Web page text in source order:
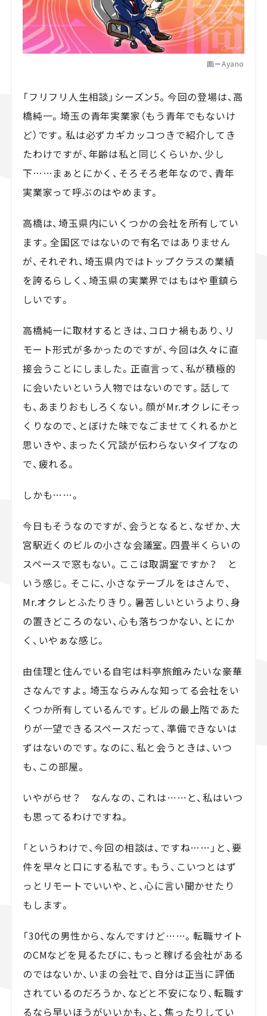
画＝Ayano
「フリフリ人生相談」シーズン5。今回の登場は、高
橋純一。埼玉の青年実業家（もう青年でもないけ
ど）です。私は必ずカギカッコつきで紹介してき
たわけですが、年齢は私と同じくらいか、少し
下……まぁとにかく、そろそろ老年なので、青年
実業家って呼ぶのはやめます。
高橋は、埼玉県内にいくつかの会社を所有してい
ます。全国区ではないので有名ではありません
が、それぞれ、埼玉県内ではトップクラスの業績
を誇るらしく、埼玉県の実業界ではもはや重鎮ら
しいです。
高橋純一に取材するときは、コロナ禍もあり、リ
モート形式が多かったのですが、今回は久々に直
接会うことにしました。正直言って、私が積極的
に会いたいという人物ではないのです。話して
も、あまりおもしろくない。顔がMr.オクレにそっ
くりなので、とぼけた味でなごませてくれるかと
思いきや、まったく冗談が伝わらないタイプなの
で、疲れる。
しかも……。
今日もそうなのですが、会うとなると、なぜか、大
宮駅近くのビルの小さな会議室。四畳半くらいの
スペースで窓もない。ここは取調室ですか？ と
いう感じ。そこに、小さなテーブルをはさんで、
Mr.オクレとふたりきり。暑苦しいというより、身
の置きどころのない、心も落ちつかない、とにか
く、いやぁな感じ。
由佳理と住んでいる自宅は料亭旅館みたいな豪華
さなんですよ。埼玉ならみんな知ってる会社をい
くつか所有しているんです。ビルの最上階であた
りが一望できるスペースだって、準備できないは
ずはないのです。なのに、私と会うときは、いつ
も、この部屋。
いやがらせ？ なんなの、これは……と、私はいつ
も思ってるわけですね。
「というわけで、今回の相談は、ですね……」と、要
件を早々と口にする私です。もう、こいつとはず
っとリモートでいいや、と、心に言い聞かせたり
もします。
「30代の男性から、なんですけど……。転職サイト
のCMなどを見るたびに、もっと稼げる会社がある
のではないか、いまの会社で、自分は正当に評価
されているのだろうか、などと不安になり、転職す
るなら早いほうがいいかも、と、焦ったりしてい